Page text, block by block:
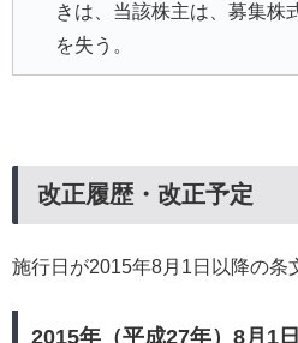
きは、当該株主は、募集株
を失う。
改正履歴・改正予定
施行日が2015年8月1日以降の条
2015年（平成27年）8月1